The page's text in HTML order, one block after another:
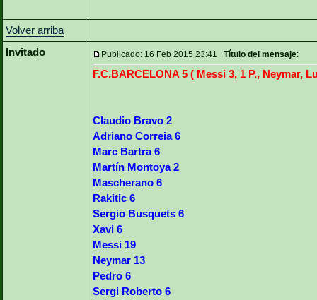
Volver arriba
Invitado
Publicado: 16 Feb 2015 23:41 Título del mensaje:
F.C.BARCELONA 5 ( Messi 3, 1 P., Neymar,
Claudio Bravo 2
Adriano Correia 6
Marc Bartra 6
Martín Montoya 2
Mascherano 6
Rakitic 6
Sergio Busquets 6
Xavi 6
Messi 19
Neymar 13
Pedro 6
Sergi Roberto 6